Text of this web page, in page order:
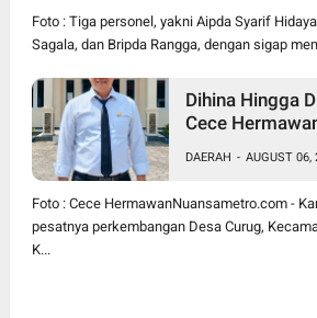
Foto : Tiga personel, yakni Aipda Syarif
Sagala, dan Bripda Rangga, dengan sigap
Dihina Hingga
Cece
Bangun Desa
DAERAH - AUGUST 06,
Foto : Cece HermawanNuansametro.com -
pesatnya perkembangan Desa Curug,
K...